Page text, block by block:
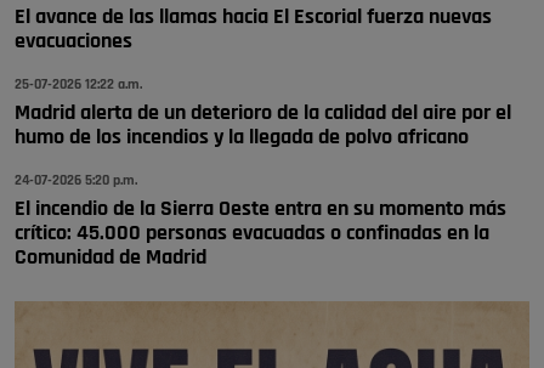
🔴 EXCLUSIVA | El comisario de la …
El avance de las llamas hacia El Escorial fuerza nuevas
evacuaciones
25-07-2026 12:22 a.m.
Madrid alerta de un deterioro de la calidad del aire por el
humo de los incendios y la llegada de polvo africano
24-07-2026 5:20 p.m.
El incendio de la Sierra Oeste entra en su momento más
crítico: 45.000 personas evacuadas o confinadas en la
Comunidad de Madrid